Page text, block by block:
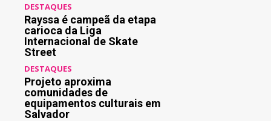
DESTAQUES
Rayssa é campeã da etapa
carioca da Liga
Internacional de Skate
Street
DESTAQUES
Projeto aproxima
comunidades de
equipamentos culturais em
Salvador